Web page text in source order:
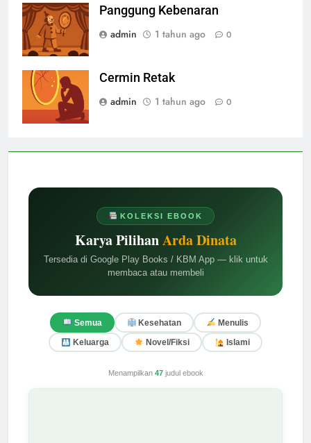
KOLEKSI EBOOK
Karya PilihanArda Dinata
Tersedia di Google Play Books / KBM App — klik untuk
membaca atau membeli
Semua Kesehatan Menulis
Keluarga Novel/Fiksi Islami
Menampilkan 47judul ebook
Panggung Kebenaran
admin
1 tahun ago 0
Cermin Retak
admin
1 tahun ago 0